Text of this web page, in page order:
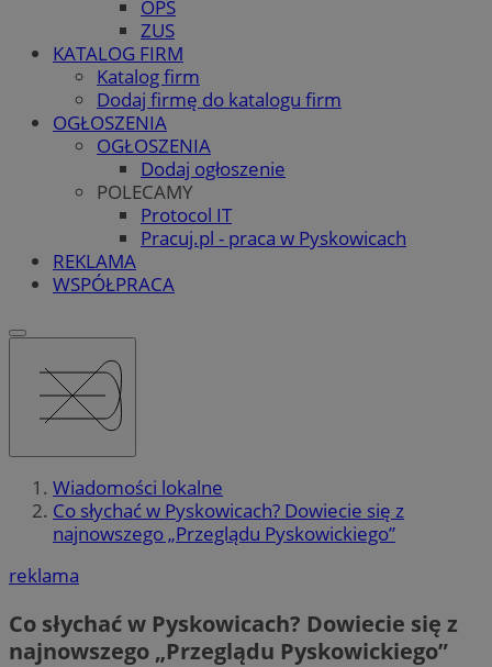
OPS
ZUS
KATALOG FIRM
Katalog firm
Dodaj firmę do katalogu firm
OGŁOSZENIA
OGŁOSZENIA
Dodaj ogłoszenie
POLECAMY
Protocol IT
Pracuj.pl - praca w Pyskowicach
REKLAMA
WSPÓŁPRACA
Wiadomości lokalne
Co słychać w Pyskowicach? Dowiecie się z
najnowszego „Przeglądu Pyskowickiego”
reklama
Co słychać w Pyskowicach? Dowiecie się z
najnowszego „Przeglądu Pyskowickiego”